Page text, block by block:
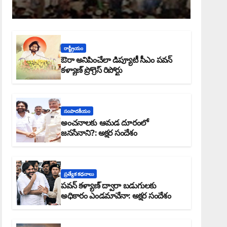
రాష్ట్రీయం
ఔరా అనిపించేలా డిప్యూటీ సీఎం పవన్
కళ్యాణ్ ప్రోగ్రెస్ రిపోర్టు
సంపాదకీయం
అంచనాలకు ఆమడ దూరంలో
జనసేనాని?: అక్షర సందేశం
ప్రత్యేక కధనాలు
పవన్ కళ్యాణ్ ద్వారా బడుగులకు
అధికారం ఎండమావేనా: అక్షర సందేశం